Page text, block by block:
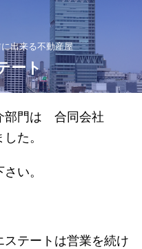
出来る不動産屋
ート
部門は 合同会社
た。
い。
テートは営業を続け